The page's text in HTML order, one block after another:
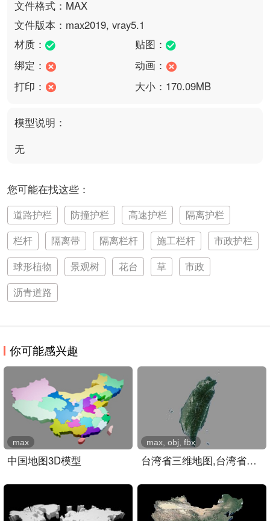
文件格式：MAX
文件版本：max2019, vray5.1
材质：
贴图：
绑定：
动画：
打印：
大小：170.09MB
模型说明：
无
您可能在找这些：
道路护栏 防撞护栏 高速护栏
隔离护栏
栏杆
隔离带 隔离栏杆 施工栏杆
市政护栏
球形植物
景观树 花台 草
市政
沥青道路
你可能感兴趣
中国地图3D模型
max
台湾省三维地图,台湾省地形..
max, obj, fbx